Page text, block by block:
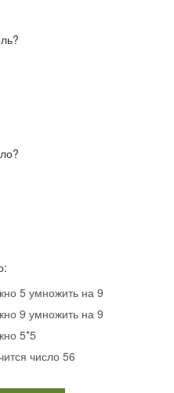
5 умножить на 9
9 умножить на 9
5*5
число 56